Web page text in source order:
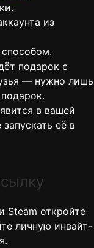
из
подарок с
— нужно лишь
в вашей
её в
Steam откройте
личную инвайт-